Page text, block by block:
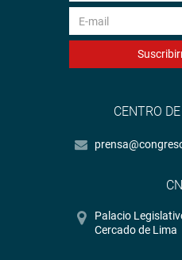
CENTRO
Palacio
Cercado de Lima